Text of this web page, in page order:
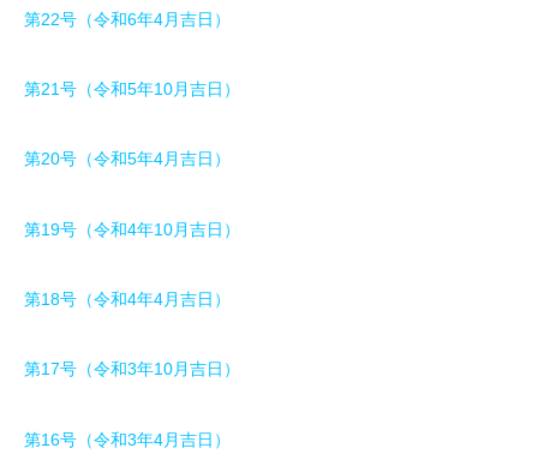
第22号（令和6年4月吉日）
第21号（令和5年10月吉日）
第20号（令和5年4月吉日）
第19号（令和4年10月吉日）
第18号（令和4年4月吉日）
第17号（令和3年10月吉日）
第16号（令和3年4月吉日）